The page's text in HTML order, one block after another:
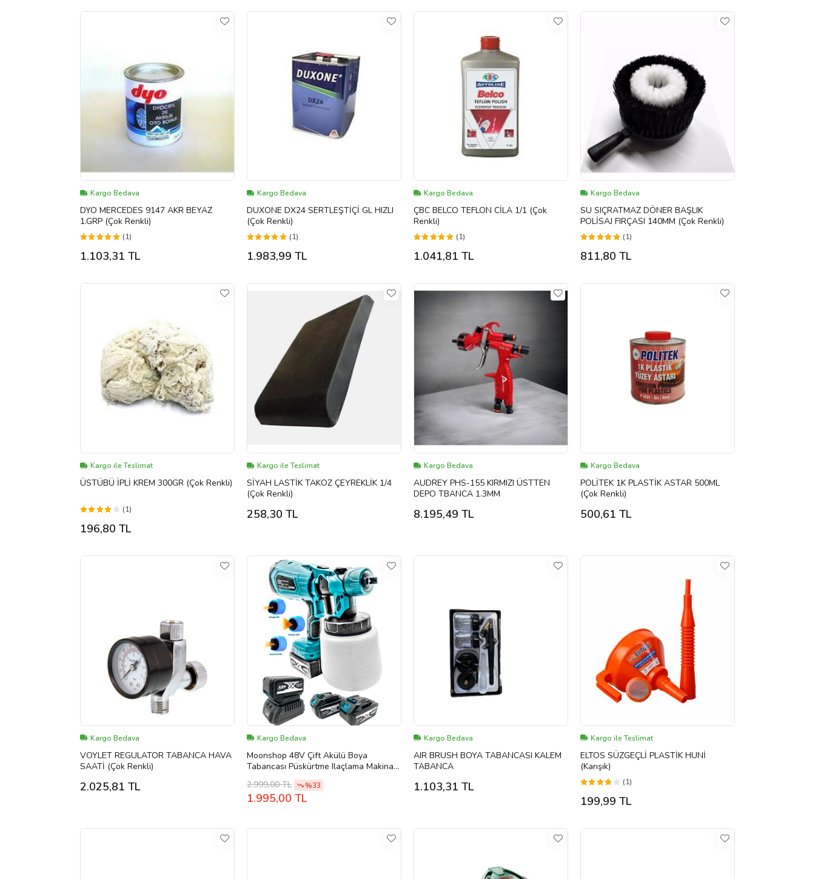
Kargo Bedava
DYO MERCEDES 9147 AKR BEYAZ
1.GRP (Çok Renkli)
(1)
1.103,31 TL
Kargo Bedava
DUXONE DX24 SERTLEŞTİÇİ GL HIZLI
(Çok Renkli)
(1)
1.983,99 TL
Kargo Bedava
ÇBC BELCO TEFLON CİLA 1/1 (Çok
Renkli)
(1)
1.041,81 TL
Kargo Bedava
SU SIÇRATMAZ DÖNER BAŞLIK
POLİSAJ FIRÇASI 140MM (Çok Renkli)
(1)
811,80 TL
Kargo ile Teslimat
ÜSTÜBÜ İPLİ KREM 300GR (Çok Renkli)
(1)
196,80 TL
Kargo ile Teslimat
SİYAH LASTİK TAKOZ ÇEYREKLİK 1/4
(Çok Renkli)
258,30 TL
Kargo Bedava
AUDREY PHS-155 KIRMIZI ÜSTTEN
DEPO TBANCA 1.3MM
8.195,49 TL
Kargo Bedava
POLİTEK 1K PLASTİK ASTAR 500ML
(Çok Renkli)
500,61 TL
Kargo Bedava
VOYLET REGULATOR TABANCA HAVA
SAATİ (Çok Renkli)
2.025,81 TL
Kargo Bedava
Moonshop 48V Çift Akülü Boya
Tabancası Püskürtme Ilaçlama Makinası
Vernik Ve Her Türlü Püskürtme...
2.999,00 TL %33
1.995,00 TL
Kargo Bedava
AIR BRUSH BOYA TABANCASI KALEM
TABANCA
1.103,31 TL
Kargo ile Teslimat
ELTOS SÜZGEÇLİ PLASTİK HUNİ
(Karışık)
(1)
199,99 TL